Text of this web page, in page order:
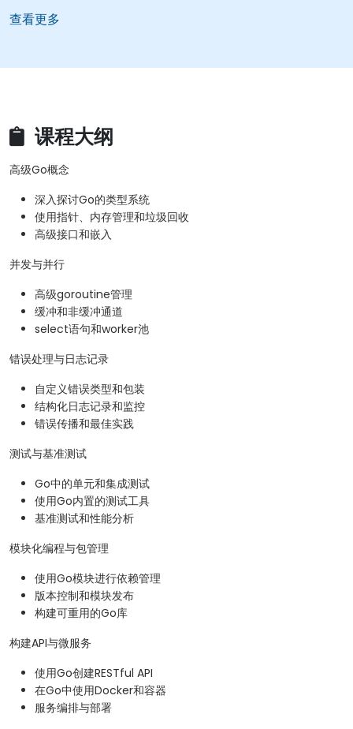
查看更多
课程大纲
高级Go概念
深入探讨Go的类型系统
使用指针、内存管理和垃圾回收
高级接口和嵌入
并发与并行
高级goroutine管理
缓冲和非缓冲通道
select语句和worker池
错误处理与日志记录
自定义错误类型和包装
结构化日志记录和监控
错误传播和最佳实践
测试与基准测试
Go中的单元和集成测试
使用Go内置的测试工具
基准测试和性能分析
模块化编程与包管理
使用Go模块进行依赖管理
版本控制和模块发布
构建可重用的Go库
构建API与微服务
使用Go创建RESTful API
在Go中使用Docker和容器
服务编排与部署